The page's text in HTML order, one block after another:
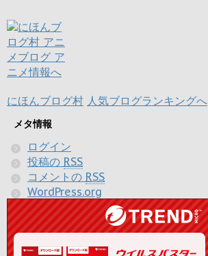
にほんブログ村 人気ブログランキングへ
メタ情報
ログイン
投稿の RSS
コメントの RSS
WordPress.org